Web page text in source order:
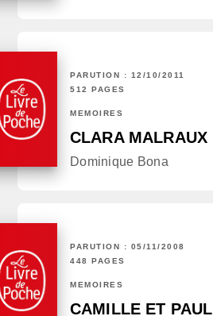
PARUTION : 12/10/2011
512 PAGES
MÉMOIRES
CLARA MALRAUX
Dominique Bona
PARUTION : 05/11/2008
448 PAGES
MÉMOIRES
CAMILLE ET PAUL